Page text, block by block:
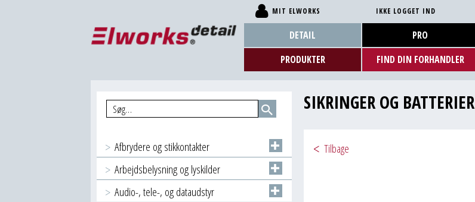
MIT ELWORKS IKKE LOGGET IND
DETAIL
PRODUKTER
FIND DIN FORHANDLER
PRO
Afbrydere og stikkontakter
Arbejdsbelysning og lyskilder
Audio-, tele-, og dataudstyr
SIKRINGER OG BATTERIER
Tilbage